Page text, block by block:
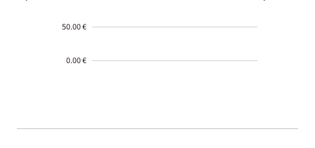
50.00 €
0.00 €
01-02